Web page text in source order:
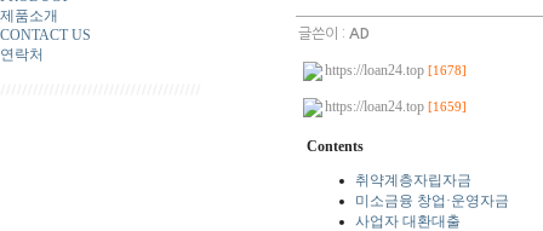
제품소개
CONTACT US
연락처
글쓴이 :AD
https://loan24.top [1678]
https://loan24.top [1659]
Contents
취약계층자립자금
미소금융 창업·운영자금
사업자 대환대출